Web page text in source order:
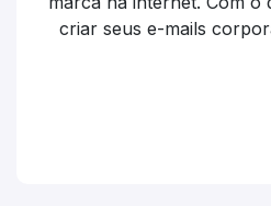
criar seus e-mails